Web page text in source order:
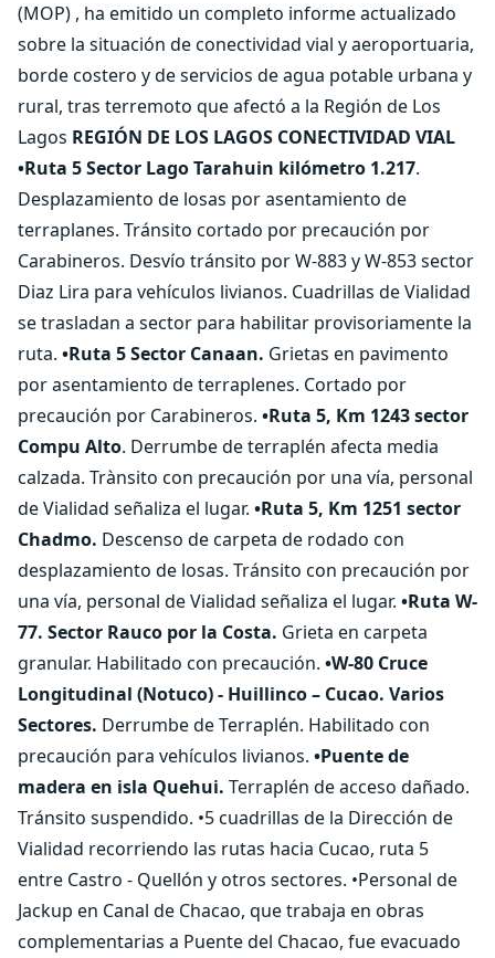
(MOP) , ha emitido un completo informe actualizado
sobre la situación de conectividad vial y aeroportuaria,
borde costero y de servicios de agua potable urbana y
rural, tras terremoto que afectó a la Región de Los
Lagos REGIÓN DE LOS LAGOS CONECTIVIDAD VIAL
•Ruta 5 Sector Lago Tarahuin kilómetro 1.217.
Desplazamiento de losas por asentamiento de
terraplanes. Tránsito cortado por precaución por
Carabineros. Desvío tránsito por W-883 y W-853 sector
Diaz Lira para vehículos livianos. Cuadrillas de Vialidad
se trasladan a sector para habilitar provisoriamente la
ruta. •Ruta 5 Sector Canaan. Grietas en pavimento
por asentamiento de terraplenes. Cortado por
precaución por Carabineros. •Ruta 5, Km 1243 sector
Compu Alto. Derrumbe de terraplén afecta media
calzada. Trànsito con precaución por una vía, personal
de Vialidad señaliza el lugar. •Ruta 5, Km 1251 sector
Chadmo. Descenso de carpeta de rodado con
desplazamiento de losas. Tránsito con precaución por
una vía, personal de Vialidad señaliza el lugar. •Ruta W-
77. Sector Rauco por la Costa. Grieta en carpeta
granular. Habilitado con precaución. •W-80 Cruce
Longitudinal (Notuco) - Huillinco – Cucao. Varios
Sectores. Derrumbe de Terraplén. Habilitado con
precaución para vehículos livianos. •Puente de
madera en isla Quehui. Terraplén de acceso dañado.
Tránsito suspendido. •5 cuadrillas de la Dirección de
Vialidad recorriendo las rutas hacia Cucao, ruta 5
entre Castro - Quellón y otros sectores. •Personal de
Jackup en Canal de Chacao, que trabaja en obras
complementarias a Puente del Chacao, fue evacuado